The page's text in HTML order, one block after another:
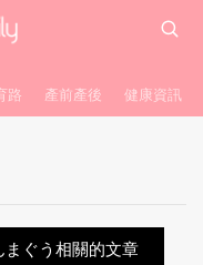
路 產前產後 健康資訊
ぐう相關的文章